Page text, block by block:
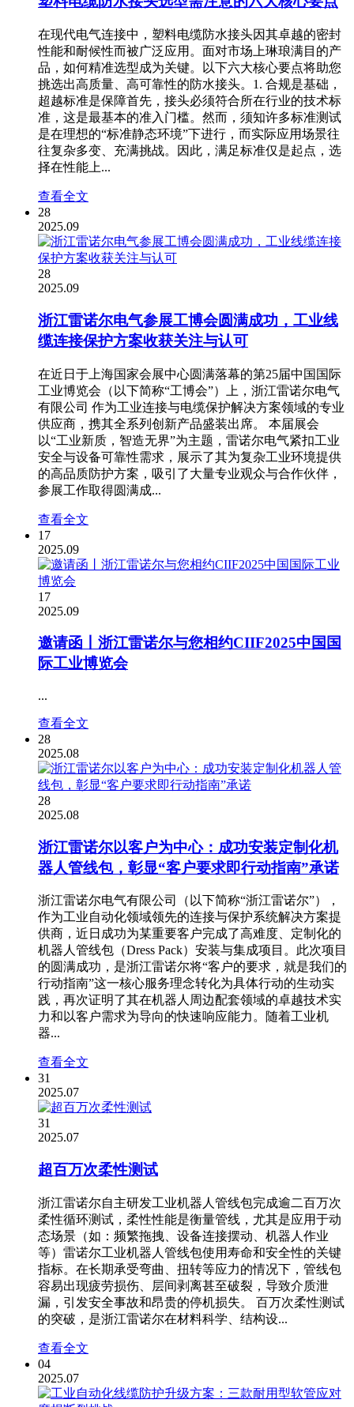
在现代电气连接中，塑料电缆防水接头因其卓越的密封
性能和耐候性而被广泛应用。面对市场上琳琅满目的产
品，如何精准选型成为关键。以下六大核心要点将助您
挑选出高质量、高可靠性的防水接头。1. 合规是基础，
超越标准是保障首先，接头必须符合所在行业的技术标
准，这是最基本的准入门槛。然而，须知许多标准测试
是在理想的“标准静态环境”下进行，而实际应用场景往
往复杂多变、充满挑战。因此，满足标准仅是起点，选
择在性能上...
查看全文
28
2025.09
28
2025.09
浙江雷诺尔电气参展工博会圆满成功，工业线
缆连接保护方案收获关注与认可
在近日于上海国家会展中心圆满落幕的第25届中国国际
工业博览会（以下简称“工博会”）上，浙江雷诺尔电气
有限公司 作为工业连接与电缆保护解决方案领域的专业
供应商，携其全系列创新产品盛装出席。 本届展会
以“工业新质，智造无界”为主题，雷诺尔电气紧扣工业
安全与设备可靠性需求，展示了其为复杂工业环境提供
的高品质防护方案，吸引了大量专业观众与合作伙伴，
参展工作取得圆满成...
查看全文
17
2025.09
17
2025.09
邀请函丨浙江雷诺尔与您相约CIIF2025中国国
际工业博览会
...
查看全文
28
2025.08
28
2025.08
浙江雷诺尔以客户为中心：成功安装定制化机
器人管线包，彰显“客户要求即行动指南”承诺
浙江雷诺尔电气有限公司（以下简称“浙江雷诺尔”），
作为工业自动化领域领先的连接与保护系统解决方案提
供商，近日成功为某重要客户完成了高难度、定制化的
机器人管线包（Dress Pack）安装与集成项目。此次项目
的圆满成功，是浙江雷诺尔将“客户的要求，就是我们的
行动指南”这一核心服务理念转化为具体行动的生动实
践，再次证明了其在机器人周边配套领域的卓越技术实
力和以客户需求为导向的快速响应能力。随着工业机
器...
查看全文
31
2025.07
31
2025.07
超百万次柔性测试
浙江雷诺尔自主研发工业机器人管线包完成逾二百万次
柔性循环测试，柔性性能是衡量管线，尤其是应用于动
态场景（如：频繁拖拽、设备连接摆动、机器人作业
等）雷诺尔工业机器人管线包使用寿命和安全性的关键
指标。在长期承受弯曲、扭转等应力的情况下，管线包
容易出现疲劳损伤、层间剥离甚至破裂，导致介质泄
漏，引发安全事故和昂贵的停机损失。 百万次柔性测试
的突破，是浙江雷诺尔在材料科学、结构设...
查看全文
04
2025.07